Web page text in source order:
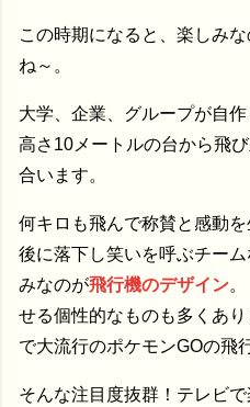
この時期になると、楽しみ
ね～。
大学、企業、グループが自
高さ10メートルの台から飛び
合います。
何キロも飛んで称賛と感動
後に落下し笑いを呼ぶチー
みなのが飛行機のデザイン
せる個性的なものも多くあ
で大流行のポケモンGOの飛
そんな注目度抜群！テレビ